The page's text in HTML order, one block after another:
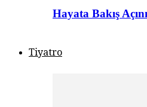
Hayata Bakış
Tiyatro